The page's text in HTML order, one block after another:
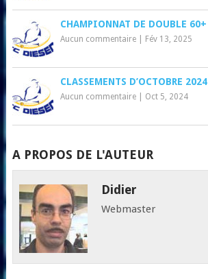
CHAMPIONNAT DE DOUBLE 60+
Aucun commentaire| Fév 13, 2025
CLASSEMENTS D’OCTOBRE 2024
Aucun commentaire| Oct 5, 2024
A PROPOS DE L'AUTEUR
Didier
Webmaster